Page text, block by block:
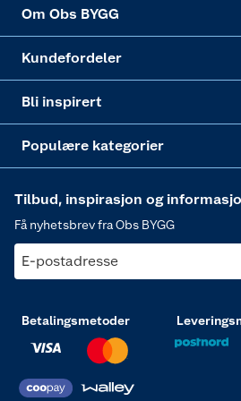
Om Obs BYGG
Kundefordeler
Bli inspirert
Populære kategorier
Tilbud, inspirasjon og
Få nyhetsbrev fra Obs BYGG
E-postadresse
Betalingsmetoder